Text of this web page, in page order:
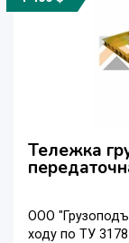
Тележка
ООО
ходу по ТУ